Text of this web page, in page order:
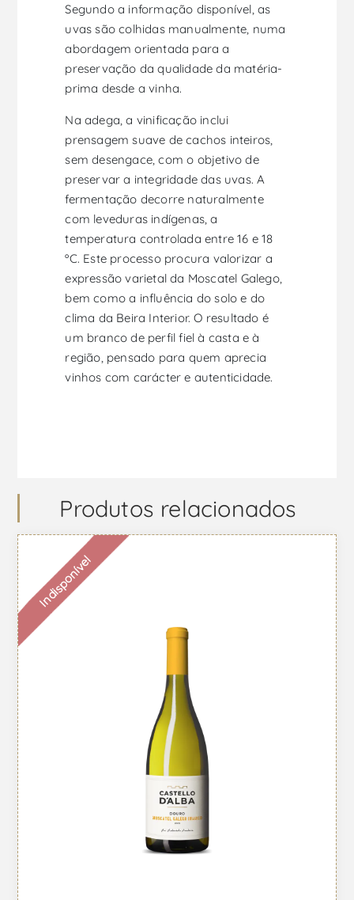
Segundo a informação disponível, as
uvas são colhidas manualmente, numa
abordagem orientada para a
preservação da qualidade da matéria-
prima desde a vinha.
Na adega, a vinificação inclui
prensagem suave de cachos inteiros,
sem desengace, com o objetivo de
preservar a integridade das uvas. A
fermentação decorre naturalmente
com leveduras indígenas, a
temperatura controlada entre 16 e 18
ºC. Este processo procura valorizar a
expressão varietal da Moscatel Galego,
bem como a influência do solo e do
clima da Beira Interior. O resultado é
um branco de perfil fiel à casta e à
região, pensado para quem aprecia
vinhos com carácter e autenticidade.
Produtos relacionados
Indisponível